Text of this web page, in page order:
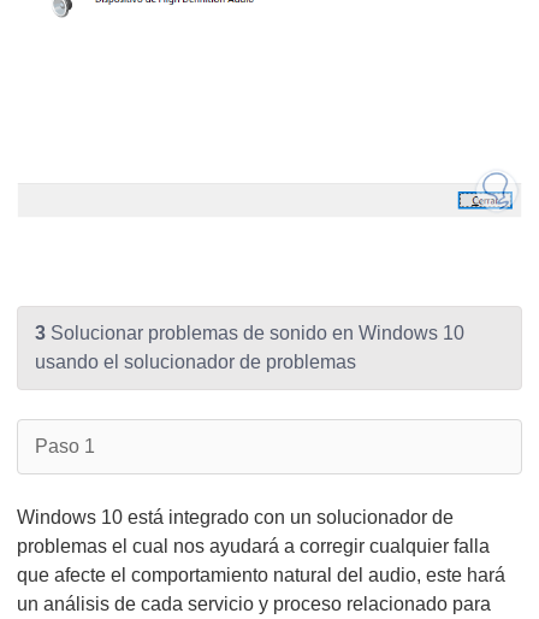
3 Solucionar problemas de sonido en Windows 10
usando el solucionador de problemas
Paso 1
Windows 10 está integrado con un solucionador de
problemas el cual nos ayudará a corregir cualquier falla
que afecte el comportamiento natural del audio, este hará
un análisis de cada servicio y proceso relacionado para